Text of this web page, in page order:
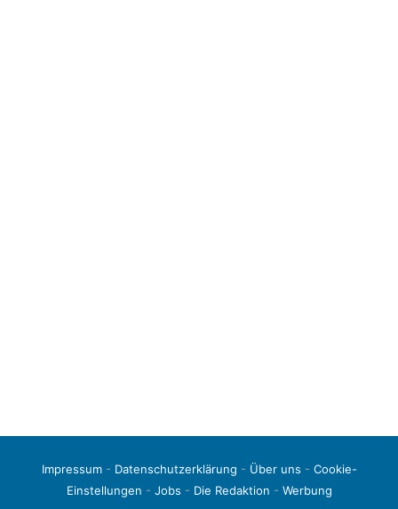
Impressum- Datenschutzerklärung - Über uns - Cookie-
Einstellungen - Jobs - Die Redaktion - Werbung